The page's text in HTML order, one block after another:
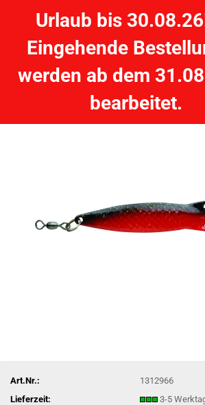
Urlaub bis
Eingehende
werden ab dem
bearbeitet.
Abu Garcia Toby 18g - Orange/Gold
Art.Nr.:
1312966
Lieferzeit:
3-5